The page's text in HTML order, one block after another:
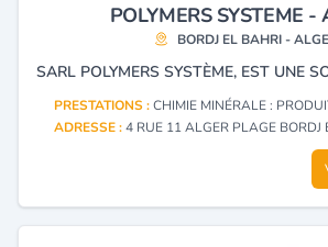
POLYMERS SYSTEME -
BORDJ EL BAHRI -
PRESTATIONS :CHIMIE MINÉRALE :
ADRESSE :4 RUE 11 ALGER PLAGE BORDJ